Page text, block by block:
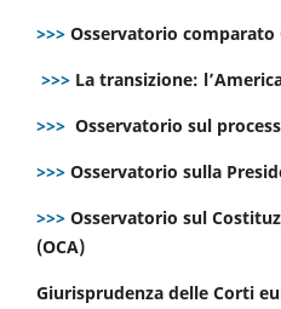
>>> Osservatorio comparato
>>> La transizione:
>>> Osservatorio sul
>>> Osservatorio sulla
>>> Osservatorio sul
(OCA)
Giurisprudenza delle Corti